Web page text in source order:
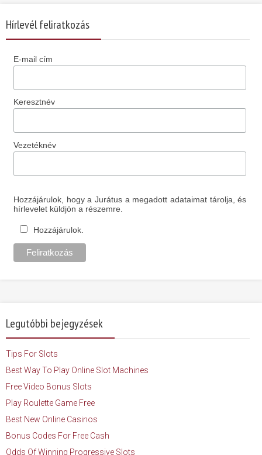
Hírlevél feliratkozás
E-mail cím
Keresztnév
Vezetéknév
Hozzájárulok, hogy a Jurátus a megadott adataimat tárolja, és
hírlevelet küldjön a részemre.
Hozzájárulok.
Legutóbbi bejegyzések
Tips For Slots
Best Way To Play Online Slot Machines
Free Video Bonus Slots
Play Roulette Game Free
Best New Online Casinos
Bonus Codes For Free Cash
Odds Of Winning Progressive Slots